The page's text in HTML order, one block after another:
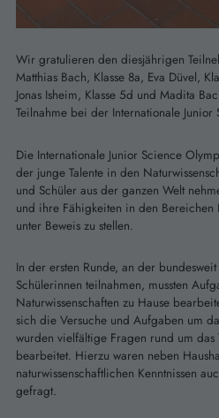
Wir gratulieren den diesjährigen
Matthias Bach, Klasse 8a, Eva Düvel,
Jonas Isheim, Klasse 5d und Madita
Teilnahme bei der Internationale Junior
Die Internationale Junior Science
der junge Talente in den
und Schüler aus der ganzen Welt
und ihre Fähigkeiten in den Bereichen
unter Beweis zu stellen.
In der ersten Runde, an der
Schülerinnen teilnahmen, mussten
Naturwissenschaften zu Hause
sich die Versuche und Aufgaben um
wurden vielfältige Fragen rund um das
bearbeitet. Hierzu waren neben
naturwissenschaftlichen Kenntnissen
gefragt.